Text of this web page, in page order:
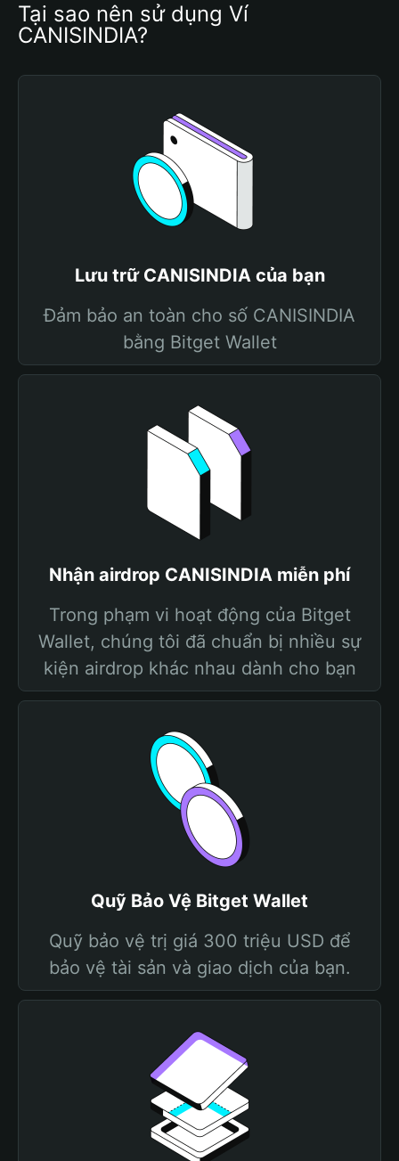
Tại sao nên sử dụng Ví
CANISINDIA?
Lưu trữ CANISINDIA của bạn
Đảm bảo an toàn cho số CANISINDIA
bằng Bitget Wallet
Nhận airdrop CANISINDIA miễn phí
Trong phạm vi hoạt động của Bitget
Wallet, chúng tôi đã chuẩn bị nhiều sự
kiện airdrop khác nhau dành cho bạn
Quỹ Bảo Vệ Bitget Wallet
Quỹ bảo vệ trị giá 300 triệu USD để
bảo vệ tài sản và giao dịch của bạn.